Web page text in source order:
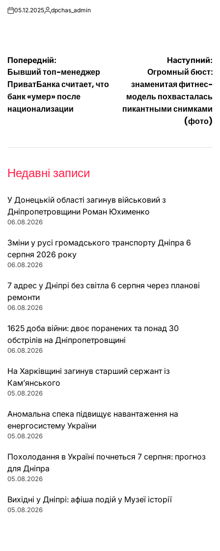
on05.12.2025Опубліковано
dpchas_admin
Навігація
записів
Попередній:
Бывший топ-менеджер
ПриватБанка считает, что
банк «умер» после
национализации
Наступний:
Огромный бюст:
знаменитая фитнес-
модель похвасталась
пикантными снимками
(фото)
Недавні записи
У Донецькій області загинув військовий з
Дніпропетровщини Роман Юхименко
06.08.2026
Зміни у русі громадського транспорту Дніпра 6
серпня 2026 року
06.08.2026
7 адрес у Дніпрі без світла 6 серпня через планові
ремонти
06.08.2026
1625 доба війни: двоє поранених та понад 30
обстрілів на Дніпропетровщині
06.08.2026
На Харківщині загинув старший сержант із
Кам’янського
05.08.2026
Аномальна спека підвищує навантаження на
енергосистему України
05.08.2026
Похолодання в Україні почнеться 7 серпня: прогноз
для Дніпра
05.08.2026
Вихідні у Дніпрі: афіша подій у Музеї історії
05.08.2026